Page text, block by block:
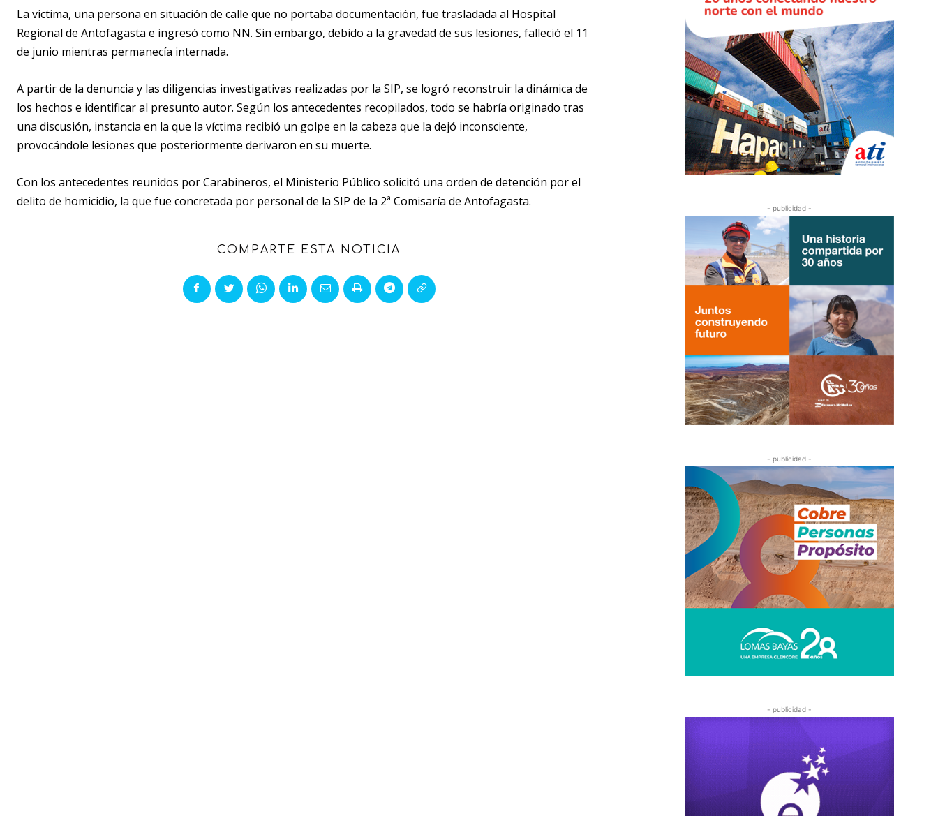
La víctima, una persona en situación de calle que no portaba documentación, fue trasladada al Hospital
Regional de Antofagasta e ingresó como NN. Sin embargo, debido a la gravedad de sus lesiones, falleció el 11
de junio mientras permanecía internada.
A partir de la denuncia y las diligencias investigativas realizadas por la SIP, se logró reconstruir la dinámica de
los hechos e identificar al presunto autor. Según los antecedentes recopilados, todo se habría originado tras
una discusión, instancia en la que la víctima recibió un golpe en la cabeza que la dejó inconsciente,
provocándole lesiones que posteriormente derivaron en su muerte.
Con los antecedentes reunidos por Carabineros, el Ministerio Público solicitó una orden de detención por el
delito de homicidio, la que fue concretada por personal de la SIP de la 2ª Comisaría de Antofagasta.
COMPARTE ESTA NOTICIA
- publicidad -
- publicidad -
- publicidad -